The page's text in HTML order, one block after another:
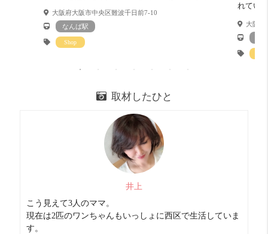
収納力 良い！ 16 点
玄関入ってすぐの場所に
めっちゃ良い！！ 20 点
お洒落なショップ、古着屋さんなどもありますよ。
良い！ 16 点
調理器具の収納スペースがないので
お部屋に合う棚やラックを設置しましょう。
スーパーは大通りを渡った所、歩いて5～6分です。
明るさ めっちゃ良い！！ 20 点
南向きバルコニーで明るいです。
大阪府大阪市中央区難波千日前7-10
なんば駅
Shop
れてい
大阪市
取材したひと
井上
こう見えて3人のママ。
現在は2匹のワンちゃんもいっしょに西区で生活していま
す。